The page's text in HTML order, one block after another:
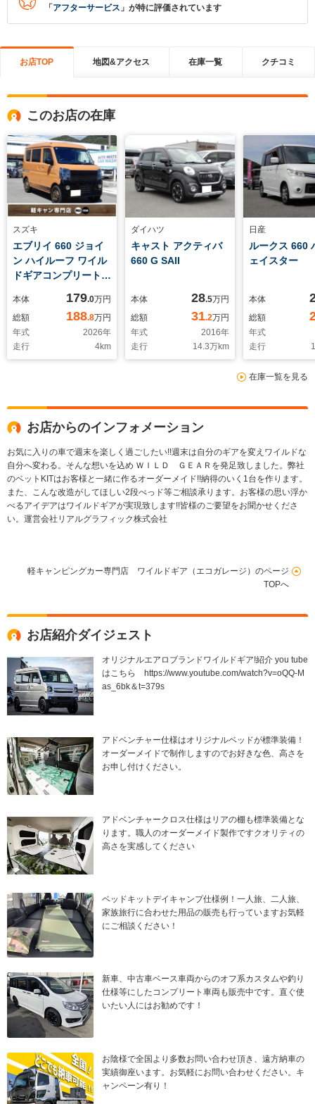
「 アフターサービス 」が特に評価されています
お店TOP 地図&アクセス 在庫一覧 クチコミ
このお店の在庫
スズキ
エブリイ 660 ジョイ
ン ハイルーフ ワイル
ドギアコンプリート
クフロントフェイス
ホイール ブラックシ
ートカバー
本体 179.0万円
総額
188.8万円
年式
2026年
走行
4km
ダイハツ
キャスト アクティバ
660 G SAII
本体 28.5万円
総額
31.2万円
年式
2016年
走行
14.3万km
日産
ルークス 660
ェイスター
本体
総額
年式
走行
在庫一覧を見る
お店からのインフォメーション
お気に入りの車で週末を楽しく過ごしたい!!週末は自分のギアを変えワイルドな
自分へ変わる。そんな想いを込め ＷＩＬＤ ＧＥＡＲを発足致しました。弊社
のベットKITはお客様と一緒に作るオーダーメイド!!納得のいく1台を作ります。
また、こんな改造がしてほしい2段べっド等ご相談承ります。お客様の思い浮か
べるアイデアはワイルドギアが実現致します!!皆様のご要望をお聞かせくださ
い。運営会社リアルグラフィック株式会社
軽キャンピングカー専門店 ワイルドギア（エコガレージ）のページ
TOPへ
お店紹介ダイジェスト
オリジナルエアロブランドワイルドギア!紹介 you tube
はこちら https://www.youtube.com/watch?v=oQQ-M
as_6bk＆t=379s
アドベンチャー仕様はオリジナルベッドが標準装備！
オーダーメイドで制作しますのでお好きな色、高さを
お申し付けください。
アドベンチャークロス仕様はリアの棚も標準装備とな
ります。職人のオーダーメイド製作ですクオリティの
高さを実感してください
ベッドキットデイキャンプ仕様例！一人旅、二人旅、
家族旅行に合わせた用品の販売も行っていますお気軽
にご相談ください！
新車、中古車ベース車両からのオフ系カスタムや釣り
仕様等にしたコンプリート車両も販売中です。直ぐ使
いたい人にはお勧めです！
お陰様で全国より多数お問い合わせ頂き、遠方納車の
実績御座います。お気軽にお問い合わせください。キ
ャンペーン有り！